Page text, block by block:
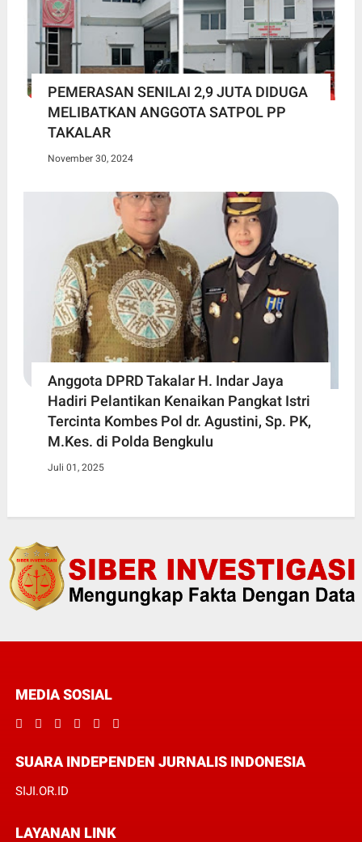
PEMERASAN SENILAI 2,9 JUTA DIDUGA
MELIBATKAN ANGGOTA SATPOL PP
TAKALAR
November 30, 2024
Anggota DPRD Takalar H. Indar Jaya
Hadiri Pelantikan Kenaikan Pangkat Istri
Tercinta Kombes Pol dr. Agustini, Sp. PK,
M.Kes. di Polda Bengkulu
Juli 01, 2025
MEDIA SOSIAL
SUARA INDEPENDEN JURNALIS INDONESIA
SIJI.OR.ID
LAYANAN LINK